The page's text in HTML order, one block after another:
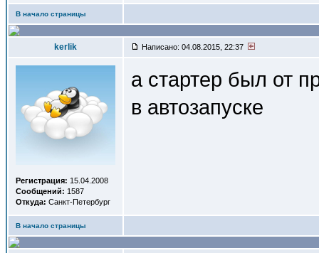
В начало страницы
kerlik Написано: 04.08.2015, 22:37
Регистрация: 15.04.2008
Сообщений: 1587
Откуда: Санкт-Петербург
а стартер был от
в автозапуске
В начало страницы